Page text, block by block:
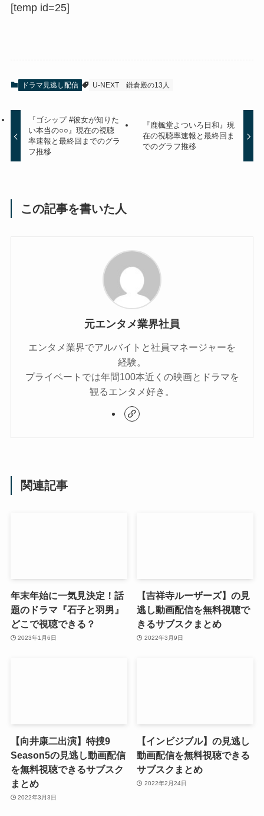
[temp id=25]
ドラマ見逃し配信 U-NEXT 鎌倉殿の13人
『ゴシップ #彼女が知りた
い本当の○○』現在の視聴
率速報と最終回までのグラ
フ推移
『鹿楓堂よついろ日和』現
在の視聴率速報と最終回ま
でのグラフ推移
この記事を書いた人
元エンタメ業界社員
エンタメ業界でアルバイトと社員マネージャーを
経験。
プライベートでは年間100本近くの映画とドラマを
観るエンタメ好き。
関連記事
年末年始に一気見決定！話
題のドラマ『石子と羽男』
どこで視聴できる？
2023年1月6日
【吉祥寺ルーザーズ】の見
逃し動画配信を無料視聴で
きるサブスクまとめ
2022年3月9日
【向井康二出演】特捜9
Season5の見逃し動画配信
を無料視聴できるサブスク
まとめ
2022年3月3日
【インビジブル】の見逃し
動画配信を無料視聴できる
サブスクまとめ
2022年2月24日